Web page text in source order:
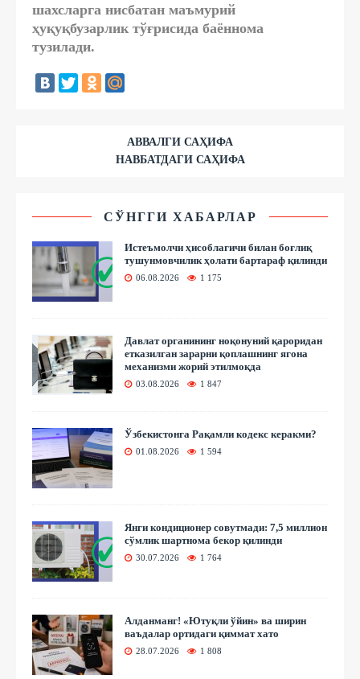
шахсларга нисбатан маъмурий
ҳуқуқбузарлик тўғрисида баённома
тузилади.
АВВАЛГИ САҲИФА
НАВБАТДАГИ САҲИФА
СЎНГГИ ХАБАРЛАР
Истеъмолчи ҳисоблагичи билан боғлиқ
тушунмовчилик ҳолати бартараф қилинди
06.08.2026 1 175
Давлат органининг ноқонуний қароридан
етказилган зарарни қоплашнинг ягона
механизми жорий этилмоқда
03.08.2026 1 847
Ўзбекистонга Рақамли кодекс керакми?
01.08.2026 1 594
Янги кондиционер совутмади: 7,5 миллион
сўмлик шартнома бекор қилинди
30.07.2026 1 764
Алданманг! «Ютуқли ўйин» ва ширин
ваъдалар ортидаги қиммат хато
28.07.2026 1 808